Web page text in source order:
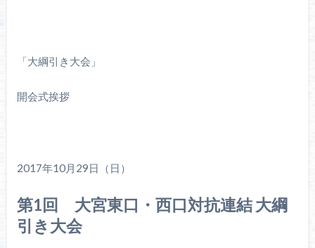
「大綱引き大会」
開会式挨拶
2017年10月29日（日）
第1回 大宮東口・西口対抗連結 大綱
引き大会